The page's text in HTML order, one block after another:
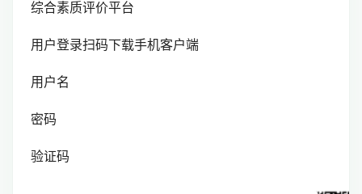
综合素质评价平台
用户登录扫码下载手机客户端
用户名
密码
验证码